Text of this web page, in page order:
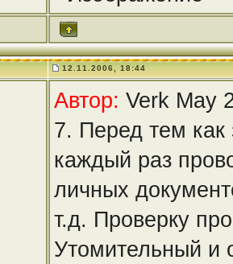
12.11.2006, 18:44
Автор: Verk May
7. Перед тем как
каждый раз
личных
т.д. Проверку
Утомительный и